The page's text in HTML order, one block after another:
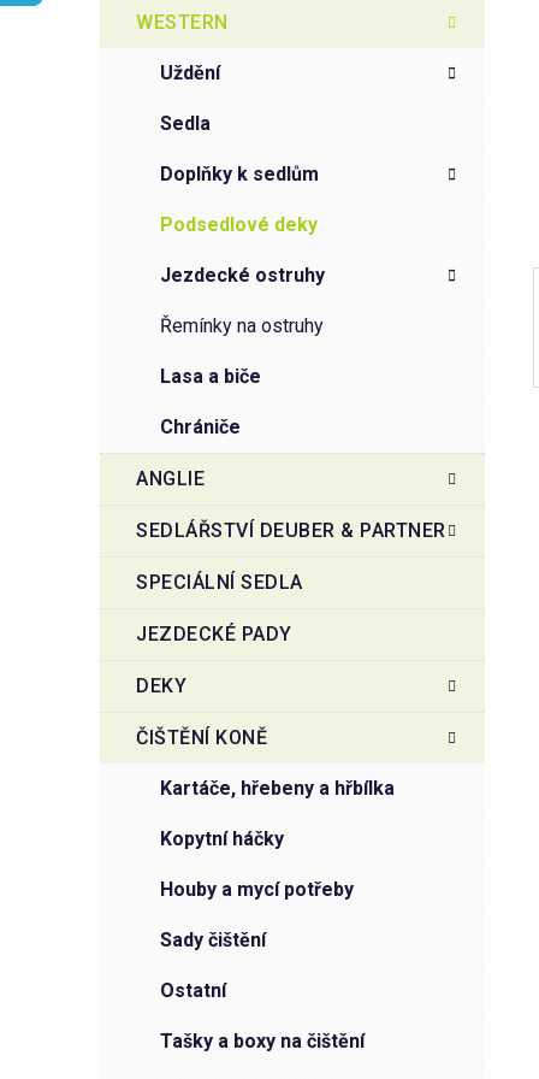
WESTERN
uždění
sedla
doplňky k sedlům
podsedlové deky
jezdecké ostruhy
řemínky na ostruhy
lasa a biče
chrániče
ANGLIE
SEDLÁŘSTVÍ DEUBER & PARTNER
SPECIÁLNÍ SEDLA
JEZDECKÉ PADY
DEKY
ČIŠTĚNÍ KONĚ
kartáče, hřebeny a hřbílka
kopytní háčky
houby a mycí potřeby
sady čištění
ostatní
tašky a boxy na čištění